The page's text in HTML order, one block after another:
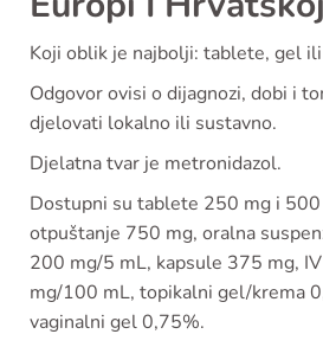
Koji oblik je najbolji: tablete, gel
Odgovor ovisi o dijagnozi, dobi i
djelovati lokalno ili sustavno.
Djelatna tvar je metronidazol.
Dostupni su tablete 250 mg i 500
otpuštanje 750 mg, oralna
200 mg/5 mL, kapsule 375 mg,
mg/100 mL, topikalni gel/krema
vaginalni gel 0,75%.